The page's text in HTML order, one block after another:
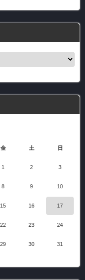
金 土 日
1 2 3
8 9 10
15 16 17
22 23 24
29 30 31